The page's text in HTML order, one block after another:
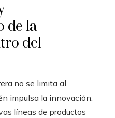
de la
del
no se limita al
impulsa la innovación.
líneas de productos